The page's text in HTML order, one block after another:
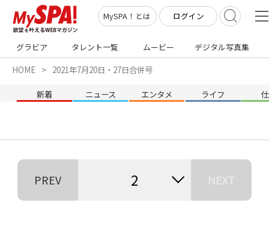
MySPA！とは ログイン
グラビア タレント一覧 ムービー デジタル写真集
HOME 2021年7月20日・27日合併号
新着 ニュース エンタメ ライフ
PREV 2 NEXT